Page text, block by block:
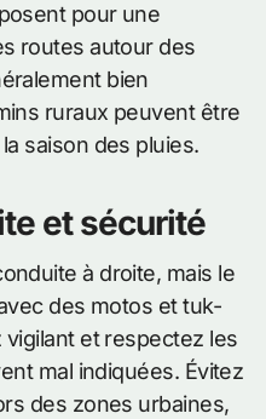
pour une
routes autour des
bien
ruraux peuvent être
saison des pluies.
et sécurité
à droite, mais le
des motos et tuk-
et respectez les
mal indiquées. Évitez
des zones urbaines,